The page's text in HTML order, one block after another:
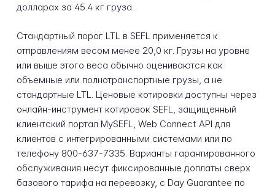
долларах за 45.4 кг груза.
Стандартный порог LTL в SEFL применяется к
отправлениям весом менее 20,0 кг. Грузы на уровне
или выше этого веса обычно оцениваются как
объемные или полнотранспортные грузы, а не
стандартные LTL. Ценовые котировки доступны через
онлайн-инструмент котировок SEFL, защищенный
клиентский портал MySEFL, Web Connect API для
клиентов с интегрированными системами или по
телефону 800-637-7335. Варианты гарантированного
обслуживания несут фиксированные доплаты сверх
базового тарифа на перевозку, с Day Guarantee по